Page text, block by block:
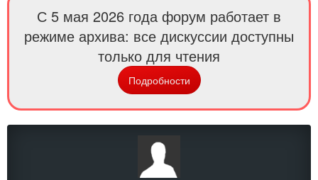
С 5 мая 2026 года форум работает в
режиме архива: все дискуссии доступны
только для чтения
Подробности